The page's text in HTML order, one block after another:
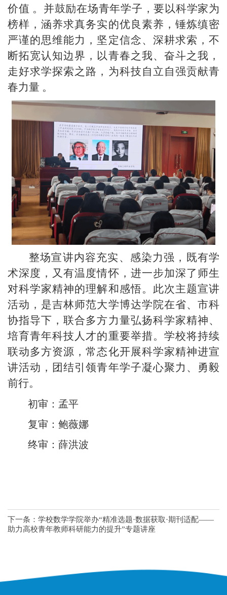
价值 。并鼓励在场青年学子，要以科学家为
榜样，涵养求真务实的优良素养，锤炼缜密
严谨的思维能力，坚定信念、深耕求索，不
断拓宽认知边界，以青春之我、奋斗之我，
走好求学探索之路，为科技自立自强贡献青
春力量 。
整场宣讲内容充实、感染力强，既有学
术深度，又有温度情怀，进一步加深了师生
对科学家精神的理解和感悟。此次主题宣讲
活动，是吉林师范大学博达学院在省、市科
协指导下，联合多方力量弘扬科学家精神、
培育青年科技人才的重要举措。学校将持续
联动多方资源，常态化开展科学家精神进宣
讲活动，团结引领青年学子凝心聚力、勇毅
前行。
初审：孟平
复审：鲍薇娜
终审：薛洪波
下一条： 学校数学学院举办“精准选题·数据获取·期刊适配——
助力高校青年教师科研能力的提升”专题讲座